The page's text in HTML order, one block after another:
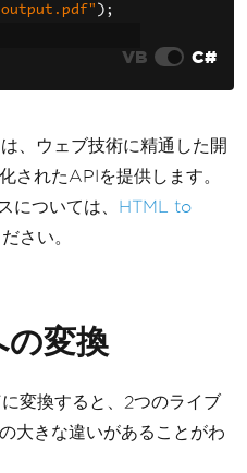
);
VB C#
、ウェブ技術に精通した開
されたAPIを提供します。
については、 HTML to
さい。
変換
変換すると、2つのライブ
大きな違いがあることがわ